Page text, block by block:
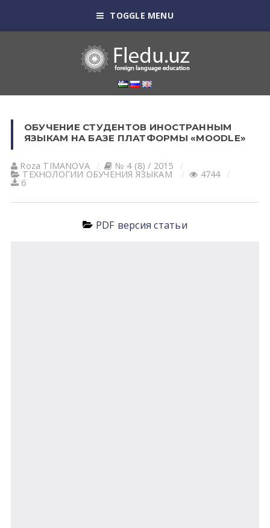
TOGGLE MENU
ОБУЧЕНИЕ СТУДЕНТОВ ИНОСТРАННЫМ
ЯЗЫКАМ НА БАЗЕ ПЛАТФОРМЫ «MOODLE»
Roza TIMАNOVА № 4 (8) / 2015
ТЕХНОЛОГИИ ОБУЧЕНИЯ ЯЗЫКАМ 4744
6
PDF версия статьи